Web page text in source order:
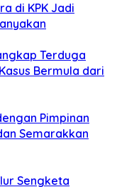
di KPK Jadi
Terduga
Bermula dari
Pimpinan
Semarakkan
Sengketa